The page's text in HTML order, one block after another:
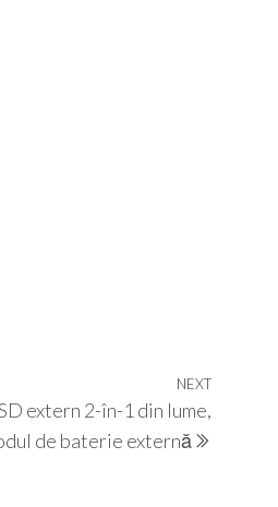
Next
Post
NEXT
extern 2-în-1 din lume,
de baterie externă